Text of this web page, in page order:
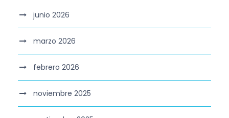
junio 2026
marzo 2026
febrero 2026
noviembre 2025